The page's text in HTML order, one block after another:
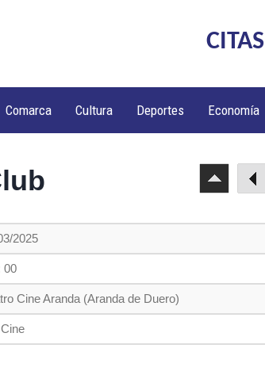
Comarca Cultura Deportes Economía
2025
00
Cine Aranda (Aranda de Duero)
Cine